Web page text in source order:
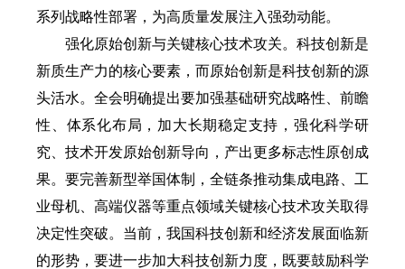
系列战略性部署，为高质量发展注入强劲动能。
强化原始创新与关键核心技术攻关。科技创新是
新质生产力的核心要素，而原始创新是科技创新的源
头活水。全会明确提出要加强基础研究战略性、前瞻
性、体系化布局，加大长期稳定支持，强化科学研
究、技术开发原始创新导向，产出更多标志性原创成
果。要完善新型举国体制，全链条推动集成电路、工
业母机、高端仪器等重点领域关键核心技术攻关取得
决定性突破。当前，我国科技创新和经济发展面临新
的形势，要进一步加大科技创新力度，既要鼓励科学